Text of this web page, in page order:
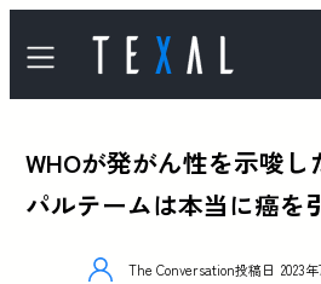
WHOが発がん性を示唆
パルテームは本当に癌を
The Conversation投稿日 2023年